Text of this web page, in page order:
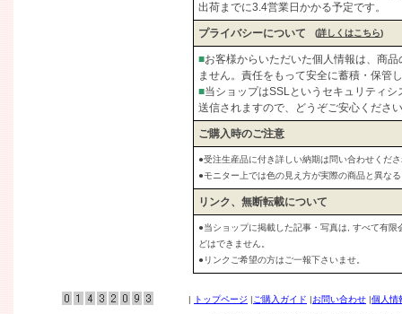
出荷までに3.4営業日かかる予定です。
プライバシーについて (詳しくはこちら)
■お客様からいただいた個人情報は、商
ません。責任をもって安全に蓄積・保管
■当ショップはSSLというセキュリティ
送信されますので、どうぞご安心くださ
ご購入時のご注意
●受注生産品に付き詳しい納期は問い合わせくだ
●モニター上では色の見え方が実際の商品と異な
リンク、無断転載について
●当ショップに掲載した記事・写真は, すべて有
どはできません。
●リンクご希望の方はご一報下さいませ。
| トップページ | ご購入ガイド |お問い合わせ |個人情